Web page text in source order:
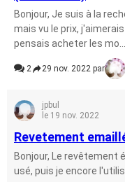
Bonjour, Je suis à la
mais vu le prix,
pensais acheter les mo...
2 29 nov. 2022 par
jpbul
le 19 nov. 2022
Revetement
Bonjour, Le revêtement
usé, puis je encore